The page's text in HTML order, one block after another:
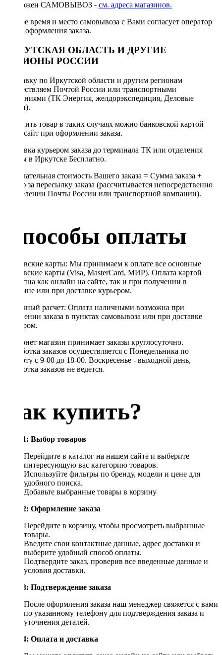
Возможен САМОВЫВОЗ - см. адреса магазинов.
Точное время и место самовывоза с Вами согласует оператор
после оформления заказа.
ИРКУТСКАЯ ОБЛАСТЬ И ДРУГИЕ
РЕГИОНЫ РОССИИ
Отправку по Иркутской области и другим регионам
осуществляем Почтой России или транспортными
компаниями (ТК Энергия, желдорэкспедиция, Деловые
линии).
Оплатить товар в таких случаях можно банковской картой
через сайт при оформлении заказа.
Доставка курьером заказа до терминала ТК или отделения
Почты в Иркутске Бесплатно.
Окончательная стоимость Вашего заказа = Сумма заказа +
Тариф за пересылку заказа (рассчитывается непосредственно
в отделении Почты России или транспортной компании).
Способы оплаты
Банковские карты: Мы принимаем к оплате все основные
банковские карты (Visa, MasterCard, МИР). Оплата картой
доступна как онлайн на сайте, так и при получении в
магазине или при доставке курьером.
Наличный расчет: Оплата наличными возможна при
получении заказа в пунктах самовывоза или при доставке
курьером.
Интернет магазин принимает заказы круглосуточно.
Обработка заказов осуществляется с Понедельника по
Субботу с 9-00 до 18-00. Воскресенье - выходной день,
обработка заказов не ведется.
Как купить?
Шаг 1: Выбор товаров
Перейдите в каталог на нашем сайте и выберите
интересующую вас категорию товаров.
Используйте фильтры по бренду, модели и цене для
удобного поиска.
Добавьте выбранные товары в корзину
Шаг 2: Оформление заказа
Перейдите в корзину, чтобы просмотреть выбранные
товары.
Введите свои контактные данные, адрес доставки и
выберите удобный способ оплаты.
Подтвердите заказ, проверив все введенные данные и
условия доставки.
Шаг 3: Подтверждение заказа
После оформления заказа наш менеджер свяжется с вами
по указанному телефону для подтверждения заказа и
уточнения деталей.
Шаг 4: Оплата и доставка